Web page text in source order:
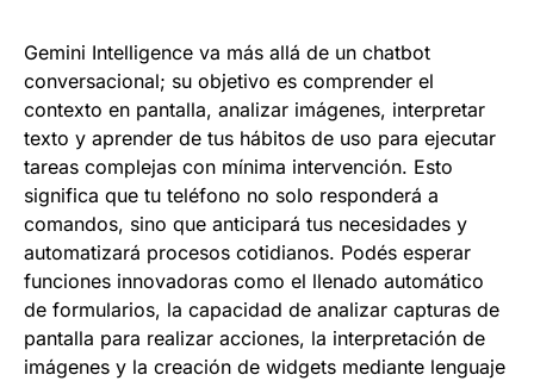
Gemini Intelligence va más allá de un chatbot
conversacional; su objetivo es comprender el
contexto en pantalla, analizar imágenes, interpretar
texto y aprender de tus hábitos de uso para ejecutar
tareas complejas con mínima intervención. Esto
significa que tu teléfono no solo responderá a
comandos, sino que anticipará tus necesidades y
automatizará procesos cotidianos. Podés esperar
funciones innovadoras como el llenado automático
de formularios, la capacidad de analizar capturas de
pantalla para realizar acciones, la interpretación de
imágenes y la creación de widgets mediante lenguaje